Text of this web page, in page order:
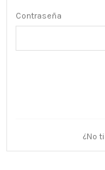
Contraseña
¿No